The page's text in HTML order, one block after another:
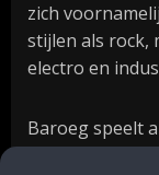
zich
stijlen als rock,
electro en
Baroeg speelt